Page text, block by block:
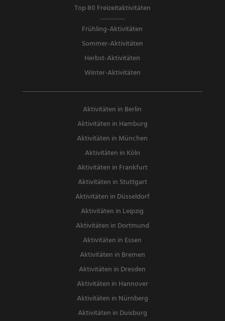
Top 80 Freizeitaktivitäten
Frühling-Aktivitäten
Sommer-Aktivitäten
Herbst-Aktivitäten
Winter-Aktivitäten
Aktivitäten in Berlin
Aktivitäten in Hamburg
Aktivitäten in München
Aktivitäten in Köln
Aktivitäten in Frankfurt
Aktivitäten in Stuttgart
Aktivitäten in Düsseldorf
Aktivitäten in Leipzig
Aktivitäten in Dortmund
Aktivitäten in Essen
Aktivitäten in Bremen
Aktivitäten in Dresden
Aktivitäten in Hannover
Aktivitäten in Nürnberg
Aktivitäten in Duisburg